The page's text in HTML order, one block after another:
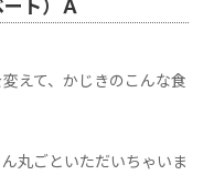
えて、かじきのこんな食
丸ごといただいちゃいま